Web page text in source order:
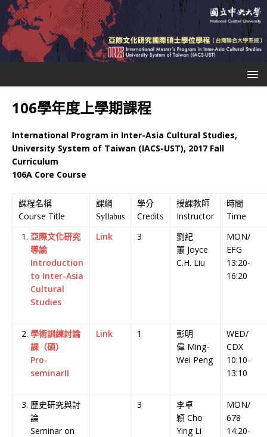
106學年度上學期課程
International Program in Inter-Asia Cultural Studies,
University System of Taiwan (IACS-UST), 2017 Fall
Curriculum
106A Core Course
課程名稱
Course Title
課綱
Syllabus
學分
Credits
授課教師
Instructor
時間
Time
亞際文化研究
導論
Introduction
to Inter-Asia
Cultural
Studies
Link 3
劉紀
蕙 Joyce
C.H. Liu
MON/
EFG
13:20-
16:20
學術訓練討論
課（碩）
Pro-
seminarII
Link 1
彭明
偉 Ming-
Wei Peng
WED/
CDX
10:10-
13:10
歷史研究與討
論
Seminar on
3
李卓
穎 Cho
Ying Li
MON/
678
14:20-